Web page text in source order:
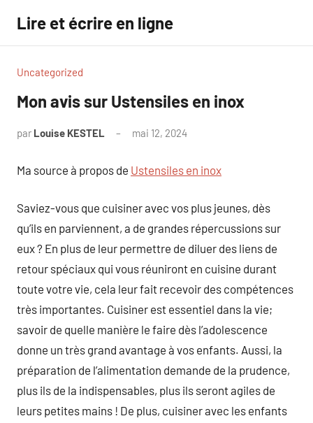
contenu
Lire et écrire en ligne
Uncategorized
Mon avis sur Ustensiles en inox
par Louise KESTEL mai 12, 2024
Ma source à propos de Ustensiles en inox
Saviez-vous que cuisiner avec vos plus jeunes, dès
qu’ils en parviennent, a de grandes répercussions sur
eux ? En plus de leur permettre de diluer des liens de
retour spéciaux qui vous réuniront en cuisine durant
toute votre vie, cela leur fait recevoir des compétences
très importantes. Cuisiner est essentiel dans la vie;
savoir de quelle manière le faire dès l’adolescence
donne un très grand avantage à vos enfants. Aussi, la
préparation de l’alimentation demande de la prudence,
plus ils de la indispensables, plus ils seront agiles de
leurs petites mains ! De plus, cuisiner avec les enfants